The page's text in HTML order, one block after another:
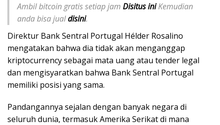
Ambil bitcoin gratis setiap jam Disitus iniKemudian
anda bisa jualdisini.
Direktur Bank Sentral Portugal Hélder Rosalino
mengatakan bahwa dia tidak akan menganggap
kriptocurrency sebagai mata uang atau tender legal
dan mengisyaratkan bahwa Bank Sentral Portugal
memiliki posisi yang sama.
Pandangannya sejalan dengan banyak negara di
seluruh dunia, termasuk Amerika Serikat di mana